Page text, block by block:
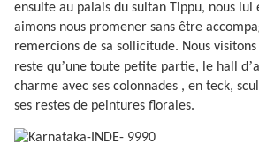
ensuite au palais du sultan Tippu, nous lui
aimons nous promener sans être
remercions de sa sollicitude. Nous
reste qu’une toute petite partie, le hall d’
charme avec ses colonnades , en teck,
ses restes de peintures florales.